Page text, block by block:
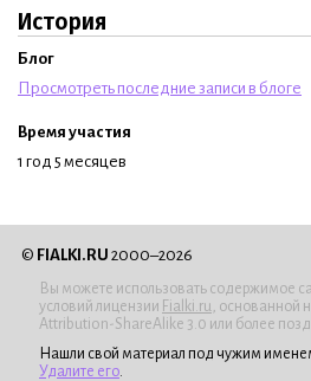
История
Блог
Просмотреть последние записи в блоге
Время участия
1 год 5 месяцев
© FIALKI.RU 2000–2026
Вы можете использовать содержимое
условий лицензии Fialki.ru, основанной
Attribution-ShareAlike 3.0 или более
Нашли свой материал под чужим
Удалите его.